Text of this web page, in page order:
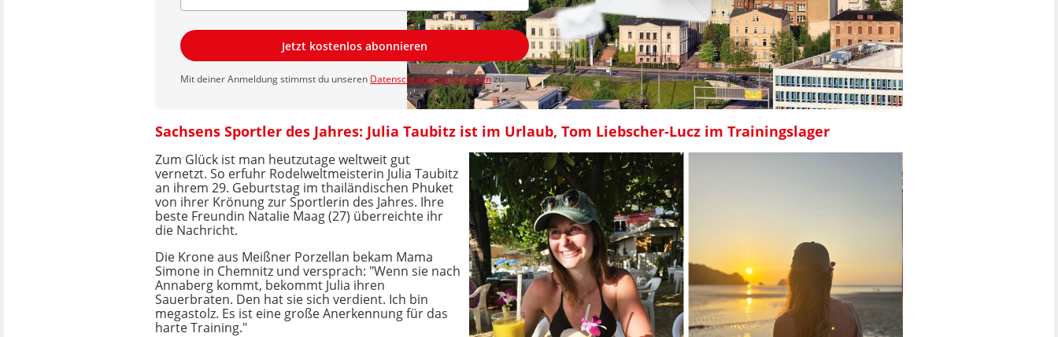
Jetzt kostenlos abonnieren
Mit deiner Anmeldung stimmst du unseren Datenschutzbestimmungenzu.
Sachsens Sportler des Jahres: Julia Taubitz ist im Urlaub, Tom Liebscher-Lucz im Trainingslager
Zum Glück ist man heutzutage weltweit gut
vernetzt. So erfuhr Rodelweltmeisterin Julia Taubitz
an ihrem 29. Geburtstag im thailändischen Phuket
von ihrer Krönung zur Sportlerin des Jahres. Ihre
beste Freundin Natalie Maag (27) überreichte ihr
die Nachricht.
Die Krone aus Meißner Porzellan bekam Mama
Simone in Chemnitz und versprach: "Wenn sie nach
Annaberg kommt, bekommt Julia ihren
Sauerbraten. Den hat sie sich verdient. Ich bin
megastolz. Es ist eine große Anerkennung für das
harte Training."